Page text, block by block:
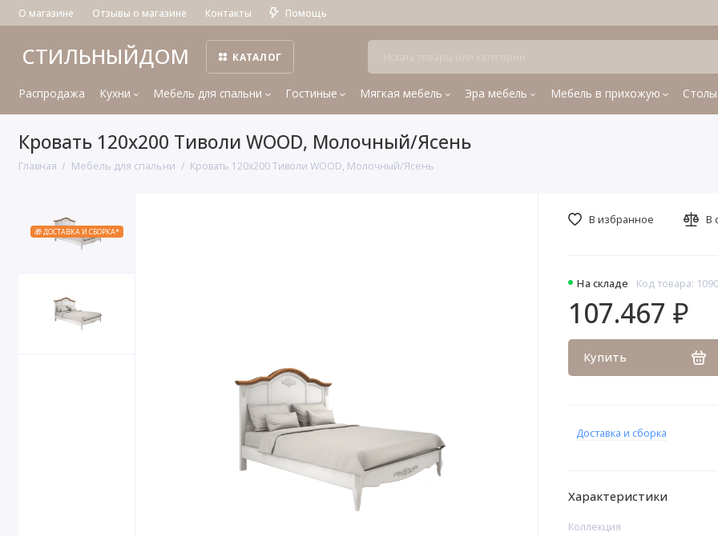
О магазине Отзывы о магазине Контакты Помощь
СТИЛЬНЫЙДОМ КАТАЛОГ
Распродажа Кухни Мебель для спальни Гостиные Мягкая мебель Эра мебель Мебель в прихожую Столы
Кровать 120x200 Тиволи WOOD, Молочный/Ясень
Главная Мебель для спальни Кровать 120x200 Тиволи WOOD, Молочный/Ясень
🎁 ДОСТАВКА И СБОРКА*
На складе Код товара:
107.467 ₽
Купить
В избранное В
Доставка и сборка
Характеристики
Коллекция